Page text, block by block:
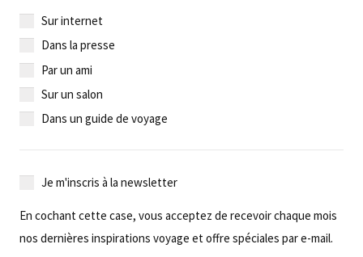
Sur internet
Dans la presse
Par un ami
Sur un salon
Dans un guide de voyage
Je
à
la
Je m'inscris à la newsletter
En cochant cette case, vous acceptez de recevoir chaque mois
nos dernières inspirations voyage et offre spéciales par e-mail.